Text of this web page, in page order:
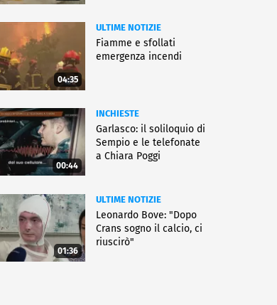
04:35
ULTIME NOTIZIE
Fiamme e sfollati
emergenza incendi
00:44
INCHIESTE
Garlasco: il soliloquio di
Sempio e le telefonate
a Chiara Poggi
01:36
ULTIME NOTIZIE
Leonardo Bove: "Dopo
Crans sogno il calcio, ci
riuscirò"